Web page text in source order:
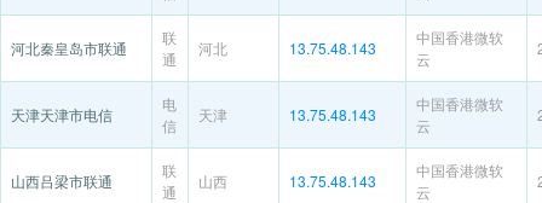
河北秦皇岛市联通
联
通
河北 13.75.48.143
中国香港微软
云
天津天津市电信
电
信
天津 13.75.48.143
中国香港微软
云
山西吕梁市联通
联
通
山西 13.75.48.143
中国香港微软
云